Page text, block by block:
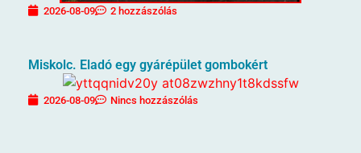
2026-08-09 2 hozzászólás
Miskolc. Eladó egy gyárépület gombokért
2026-08-09 Nincs hozzászólás